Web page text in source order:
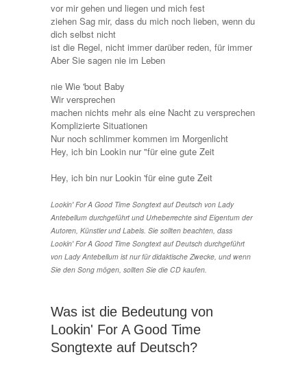
vor mir gehen und liegen und mich fest
ziehen Sag mir, dass du mich noch lieben, wenn du
dich selbst nicht
ist die Regel, nicht immer darüber reden, für immer
Aber Sie sagen nie im Leben
nie Wie 'bout Baby
Wir versprechen
machen nichts mehr als eine Nacht zu versprechen
Komplizierte Situationen
Nur noch schlimmer kommen im Morgenlicht
Hey, ich bin Lookin nur "für eine gute Zeit
Hey, ich bin nur Lookin 'für eine gute Zeit
Lookin' For A Good Time Songtext auf Deutsch von Lady
Antebellum durchgeführt und Urheberrechte sind Eigentum der
Autoren, Künstler und Labels. Sie sollten beachten, dass
Lookin' For A Good Time Songtext auf Deutsch durchgeführt
von Lady Antebellum ist nur für didaktische Zwecke, und wenn
Sie den Song mögen, sollten Sie die CD kaufen.
Was ist die Bedeutung von
Lookin' For A Good Time
Songtexte auf Deutsch?